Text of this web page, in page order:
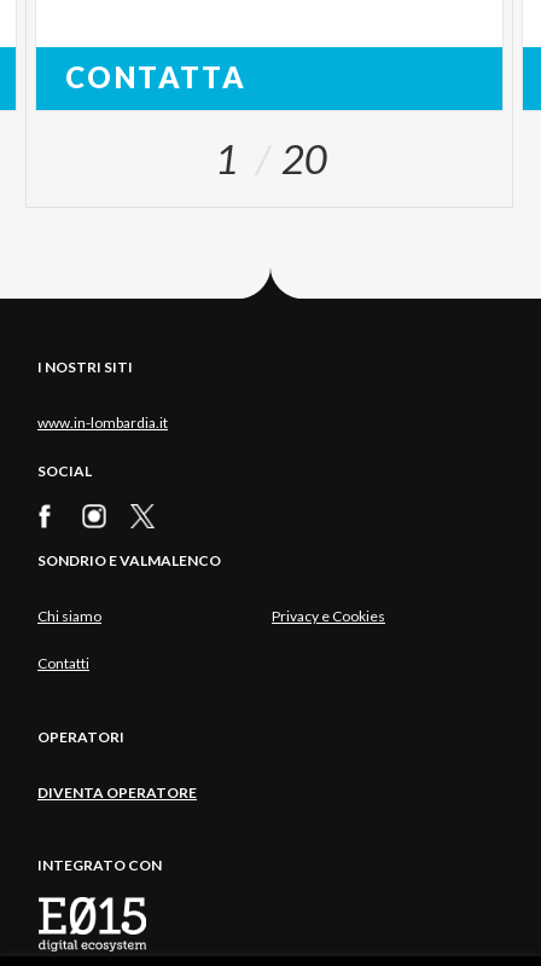
CONTATTA
1 20
I NOSTRI SITI
www.in-lombardia.it
SOCIAL
SONDRIO E VALMALENCO
Chi siamo Privacy e Cookies
Contatti
OPERATORI
DIVENTA OPERATORE
INTEGRATO CON